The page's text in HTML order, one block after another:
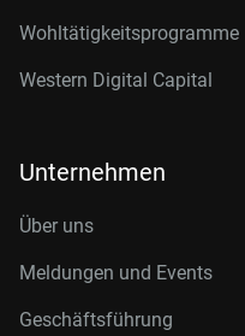
Wohltätigkeitsprogramme
Western Digital Capital
Unternehmen
Über uns
Meldungen und Events
Geschäftsführung